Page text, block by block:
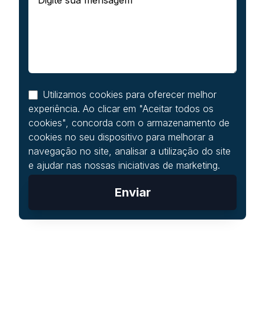
Utilizamos cookies para oferecer melhor
experiência. Ao clicar em "Aceitar todos os
cookies", concorda com o armazenamento de
cookies no seu dispositivo para melhorar a
navegação no site, analisar a utilização do site
e ajudar nas nossas iniciativas de marketing.
Enviar